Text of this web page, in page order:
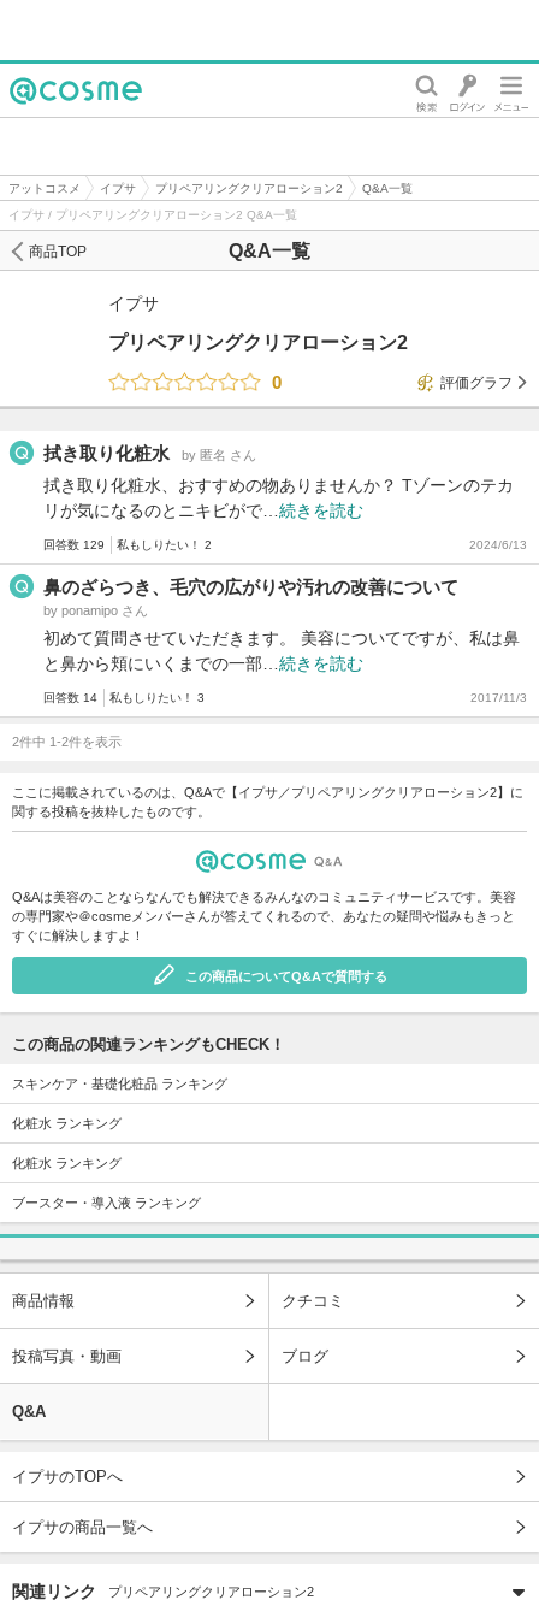
アットコスメ イプサ プリペアリングクリアローション2
Q&A一覧
イプサ / プリペアリングクリアローション2 Q&A一覧
Q&A一覧
商品TOP
イプサ
プリペアリングクリアローション2
0
評価グラフ
拭き取り化粧水 by 匿名 さん
拭き取り化粧水、おすすめの物ありませんか？ Tゾーンのテカ
リが気になるのとニキビがで… 続きを読む
回答数 129 私もしりたい！ 2 2024/6/13
鼻のざらつき、毛穴の広がりや汚れの改善について
by ponamipo さん
初めて質問させていただきます。 美容についてですが、私は鼻
と鼻から頬にいくまでの一部… 続きを読む
回答数 14 私もしりたい！ 3 2017/11/3
2件中 1-2件を表示
ここに掲載されているのは、Q&Aで【イプサ／プリペアリングクリアローション2】に
関する投稿を抜粋したものです。
Q&Aは美容のことならなんでも解決できるみんなのコミュニティサービスです。美容
の専門家や＠cosmeメンバーさんが答えてくれるので、あなたの疑問や悩みもきっと
すぐに解決しますよ！
この商品についてQ&Aで質問する
この商品の関連ランキングもCHECK！
スキンケア・基礎化粧品 ランキング
化粧水 ランキング
化粧水 ランキング
ブースター・導入液 ランキング
商品情報 クチコミ
投稿写真・動画 ブログ
Q&A
イプサのTOPへ
イプサの商品一覧へ
関連リンク プリペアリングクリアローション2